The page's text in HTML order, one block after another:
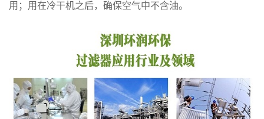
用；用在冷干机之后，确保空气中不含油。